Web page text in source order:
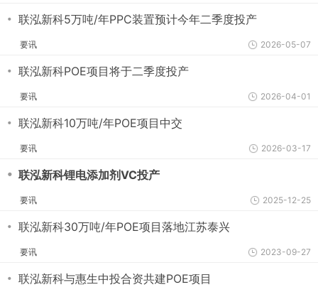
・ 联泓新科5万吨/年PPC装置预计今年二季度投产
要讯 2026-05-07
・ 联泓新科POE项目将于二季度投产
要讯 2026-04-01
・ 联泓新科10万吨/年POE项目中交
要讯 2026-03-17
・ 联泓新科锂电添加剂VC投产
要讯 2025-12-25
・ 联泓新科30万吨/年POE项目落地江苏泰兴
要讯 2023-09-27
・ 联泓新科与惠生中投合资共建POE项目